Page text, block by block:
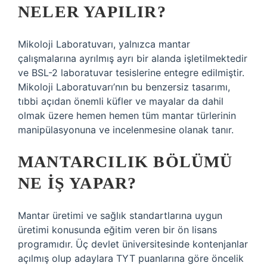
NELER YAPILIR?
Mikoloji Laboratuvarı, yalnızca mantar
çalışmalarına ayrılmış ayrı bir alanda işletilmektedir
ve BSL-2 laboratuvar tesislerine entegre edilmiştir.
Mikoloji Laboratuvarı’nın bu benzersiz tasarımı,
tıbbi açıdan önemli küfler ve mayalar da dahil
olmak üzere hemen hemen tüm mantar türlerinin
manipülasyonuna ve incelenmesine olanak tanır.
MANTARCILIK BÖLÜMÜ
NE IŞ YAPAR?
Mantar üretimi ve sağlık standartlarına uygun
üretimi konusunda eğitim veren bir ön lisans
programıdır. Üç devlet üniversitesinde kontenjanlar
açılmış olup adaylara TYT puanlarına göre öncelik